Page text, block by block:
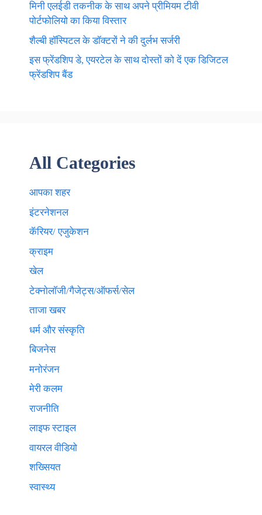
मिनी एलईडी तकनीक के साथ अपने प्रीमियम टीवी
पोर्टफोलियो का किया विस्तार
शैल्बी हॉस्पिटल के डॉक्टरों ने की दुर्लभ सर्जरी
इस फ्रेंडशिप डे, एयरटेल के साथ दोस्तों को दें एक डिजिटल
फ्रेंडशिप बैंड
All Categories
आपका शहर
इंटरनेशनल
कॅरियर/ एजुकेशन
क्राइम
खेल
टेक्नाेलाॅजी/गैजेट्स/ऑफर्स/सेल
ताजा खबर
धर्म और संस्कृति
बिजनेस
मनोरंजन
मेरी कलम
राजनीति
लाइफ स्टाइल
वायरल वीडियो
शख्सियत
स्वास्थ्य